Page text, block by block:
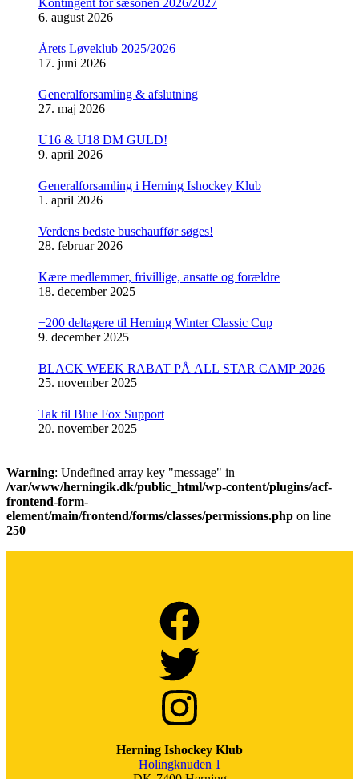
6. august 2026
Årets Løveklub 2025/2026
17. juni 2026
Generalforsamling & afslutning
27. maj 2026
U16 & U18 DM GULD!
9. april 2026
Generalforsamling i Herning Ishockey Klub
1. april 2026
Verdens bedste buschauffør søges!
28. februar 2026
Kære medlemmer, frivillige, ansatte og forældre
18. december 2025
+200 deltagere til Herning Winter Classic Cup
9. december 2025
BLACK WEEK RABAT PÅ ALL STAR CAMP 2026
25. november 2025
Tak til Blue Fox Support
20. november 2025
Warning: Undefined array key "message" in
/var/www/herningik.dk/public_html/wp-content/plugins/acf-
frontend-form-
element/main/frontend/forms/classes/permissions.php on line
250
Herning Ishockey Klub
Holingknuden 1